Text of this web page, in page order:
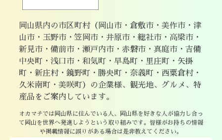
岡山県内の市区町村（岡山市・倉敷市・美作市・津
山市・玉野市・笠岡市・井原市・総社市・高梁市・
新見市・備前市・瀬戸内市・赤磐市・真庭市・吉備
中央町・浅口市・和気町・早島町・里庄町・矢掛
町・新庄村・鏡野町・勝央町・奈義町・西粟倉村・
久米南町・美咲町）の企業様、観光地、グルメ、特
産品をご案内しています。
オカマチでは岡山県に住んでいる人、岡山県を好きな人が協力し合っ
て岡山を世界へ発進しようという取り組みです。皆様がお持ちの情報
や掲載情報に誤りがある場合は是非教えてください。